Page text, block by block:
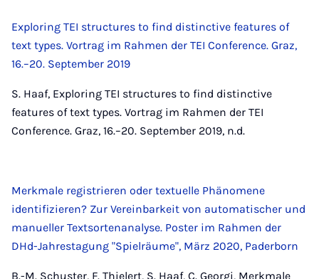
Exploring TEI structures to find distinctive features of
text types. Vortrag im Rahmen der TEI Conference. Graz,
16.–20. September 2019
S. Haaf, Exploring TEI structures to find distinctive
features of text types. Vortrag im Rahmen der TEI
Conference. Graz, 16.–20. September 2019, n.d.
Merkmale registrieren oder textuelle Phänomene
identifizieren? Zur Vereinbarkeit von automatischer und
manueller Textsortenanalyse. Poster im Rahmen der
DHd-Jahrestagung "Spielräume", März 2020, Paderborn
B.-M. Schuster, F. Thielert, S. Haaf, C. Georgi, Merkmale